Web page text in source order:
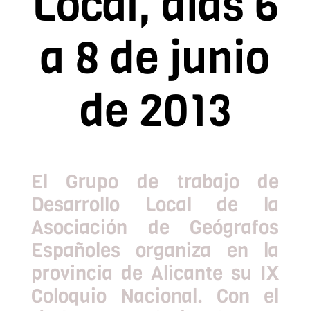
Contacto
Asóciate
a 8 de junio
de 2013
El Grupo de trabajo de
Desarrollo Local de la
Asociación de Geógrafos
Españoles organiza en la
provincia de Alicante su IX
Coloquio Nacional. Con el